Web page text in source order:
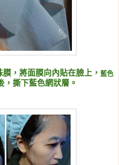
膜，將面膜向內貼在臉上， 藍色
，撕下藍色網狀層。